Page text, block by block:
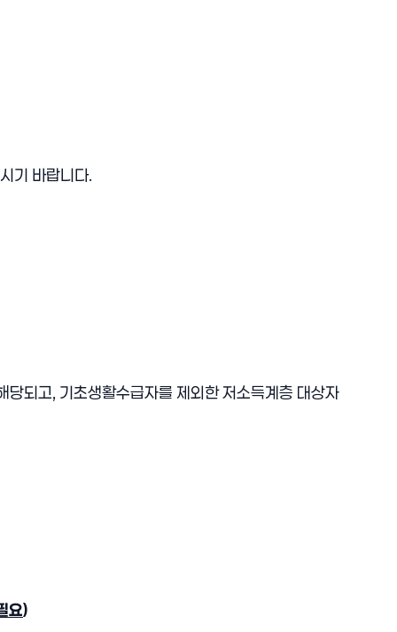
기 바랍니다.
되고, 기초생활수급자를 제외한 저소득계층 대상자
요)